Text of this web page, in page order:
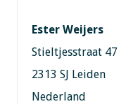
Ester Weijers
Stieltjesstraat 47
2313 SJ Leiden
Nederland